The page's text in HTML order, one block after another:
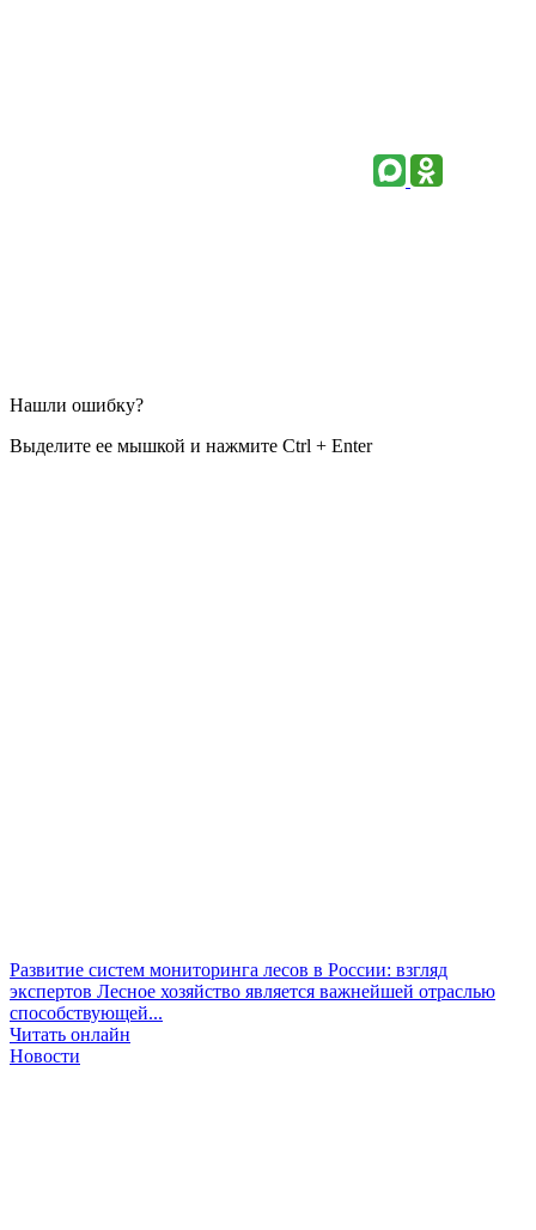
Нашли ошибку?
Выделите ее мышкой и нажмите Ctrl + Enter
Развитие систем мониторинга лесов в России: взгляд
экспертов Лесное хозяйство является важнейшей отраслью
способствующей...
Читать онлайн
Новости